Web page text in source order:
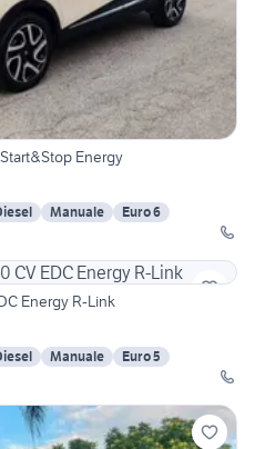
Energy
Manuale
Euro 6
Energy R-Link
Manuale
Euro 5